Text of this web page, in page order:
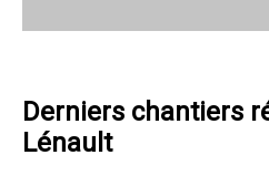
Derniers chantiers
Lénault